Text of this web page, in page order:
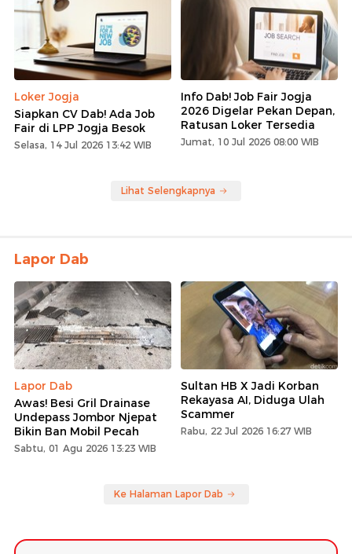
Loker Jogja
Siapkan CV Dab! Ada Job
Fair di LPP Jogja Besok
Selasa, 14 Jul 2026 13:42 WIB
Info Dab! Job Fair Jogja
2026 Digelar Pekan Depan,
Ratusan Loker Tersedia
Jumat, 10 Jul 2026 08:00 WIB
Lihat Selengkapnya
Lapor Dab
Lapor Dab
Awas! Besi Gril Drainase
Undepass Jombor Njepat
Bikin Ban Mobil Pecah
Sabtu, 01 Agu 2026 13:23 WIB
Sultan HB X Jadi Korban
Rekayasa AI, Diduga Ulah
Scammer
Rabu, 22 Jul 2026 16:27 WIB
Ke Halaman Lapor Dab